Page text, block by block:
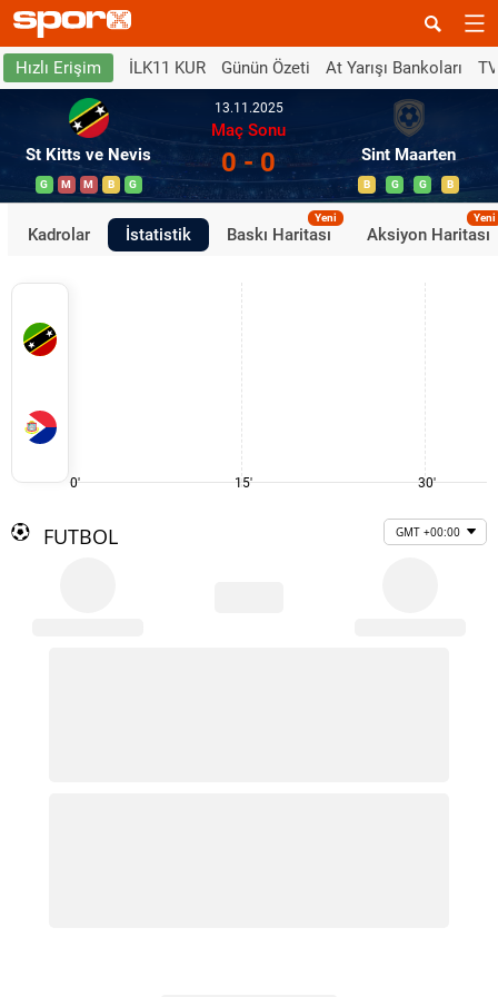
Hızlı Erişim İLK11 KUR Günün Özeti At Yarışı Bankoları
St Kitts ve Nevis
G M M B G
13.11.2025
Maç Sonu
0 - 0 Sint Maarten
B G G B
Kadrolar İstatistik Baskı Haritası
Yeni
Aksiyon Haritası
Yeni
0' 15' 30'
FUTBOL GMT +00:00